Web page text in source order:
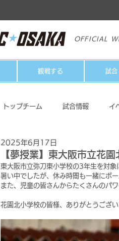
OFFICIAL
観戦する 試合
トップチーム 試合情報 イ
ホームタウン活動
【夢授業】東大阪市立花
2025年6月17日
東大阪市立弥刀東小学校の3年生を対象
暑い中でしたが、休み時間も一緒にボ
また、児童の皆さんからたくさんのパ
花園北小学校の皆様、ありがとうござい